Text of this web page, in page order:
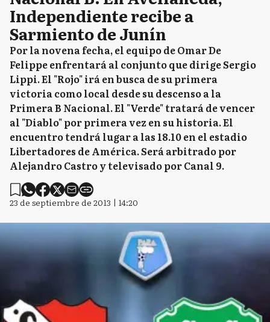
Independiente recibe a
Sarmiento de Junín
Por la novena fecha, el equipo de Omar De
Felippe enfrentará al conjunto que dirige Sergio
Lippi. El "Rojo" irá en busca de su primera
victoria como local desde su descenso a la
Primera B Nacional. El "Verde" tratará de vencer
al "Diablo" por primera vez en su historia. El
encuentro tendrá lugar a las 18.10 en el estadio
Libertadores de América. Será arbitrado por
Alejandro Castro y televisado por Canal 9.
23 de septiembre de 2013 | 14:20